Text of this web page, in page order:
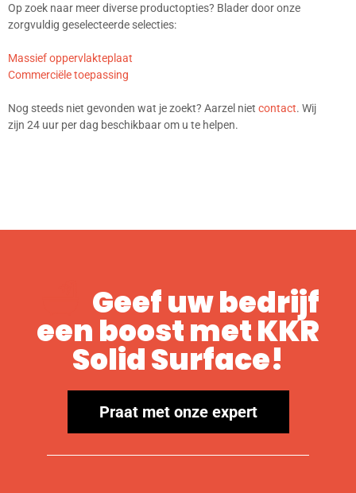
Op zoek naar meer diverse productopties? Blader door onze
zorgvuldig geselecteerde selecties:
Massief oppervlakteplaat
Commerciële toepassing
Nog steeds niet gevonden wat je zoekt? Aarzel niet contact. Wij
zijn 24 uur per dag beschikbaar om u te helpen.
Geef uw bedrijf
een boost met KKR
Solid Surface!
Praat met onze expert